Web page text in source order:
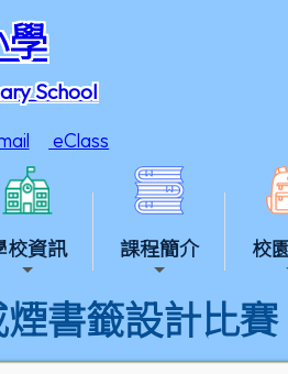
School
eClass
校資訊 課程簡介 校
煙書籤設計比賽